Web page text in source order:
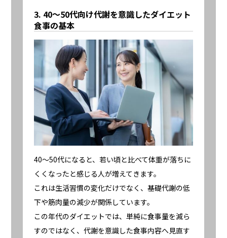
3. 40〜50代向け代謝を意識したダイエット
食事の基本
40〜50代になると、若い頃と比べて体重が落ちに
くくなったと感じる人が増えてきます。
これは生活習慣の変化だけでなく、基礎代謝の低
下や筋肉量の減少が関係しています。
この年代のダイエットでは、単純に食事量を減ら
すのではなく、代謝を意識した食事内容へ見直す